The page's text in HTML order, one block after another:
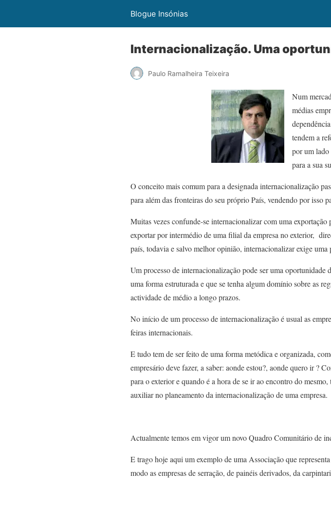
Blogue Insónias
Internacionalização. Uma
Paulo Ramalheira Teixeira
Num
médias
tendem a
por um lado
para a sua
O conceito mais comum para a designada internacionalização
para além das fronteiras do seu próprio País, vendendo por isso
Muitas vezes confunde-se internacionalizar com uma
exportar por intermédio de uma filial da empresa no exterior,
país, todavia e salvo melhor opinião, internacionalizar exige uma
Um processo de internacionalização pode ser uma oportunidade
uma forma estruturada e que se tenha algum domínio sobre as
actividade de médio a longo prazos.
No início de um processo de internacionalização é usual as
feiras internacionais.
E tudo tem de ser feito de uma forma metódica e organizada,
empresário deve fazer, a saber: aonde estou?, aonde quero ir ?
para o exterior e quando é a hora de se ir ao encontro do
auxiliar no planeamento da internacionalização de uma empresa.
Actualmente temos em vigor um novo Quadro Comunitário de
E trago hoje aqui um exemplo de uma Associação que
modo as empresas de serração, de painéis derivados, da